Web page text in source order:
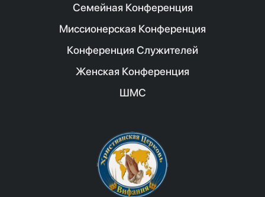
Семейная Конференция
Миссионерская Конференция
Конференция Служителей
Женская Конференция
ШМС